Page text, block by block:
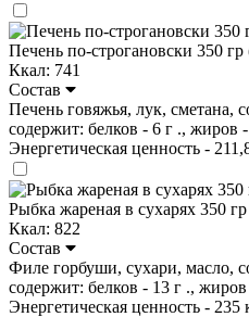
Печень по-строгановски 350
Ккал: 741
Состав
Печень говяжья, лук, сметана,
содержит: белков - 6 г ., жиров
Энергетическая ценность -
Рыбка жареная в сухарях 350
Ккал: 822
Состав
Филе горбуши, сухари, масло,
содержит: белков - 13 г .,
Энергетическая ценность - 235